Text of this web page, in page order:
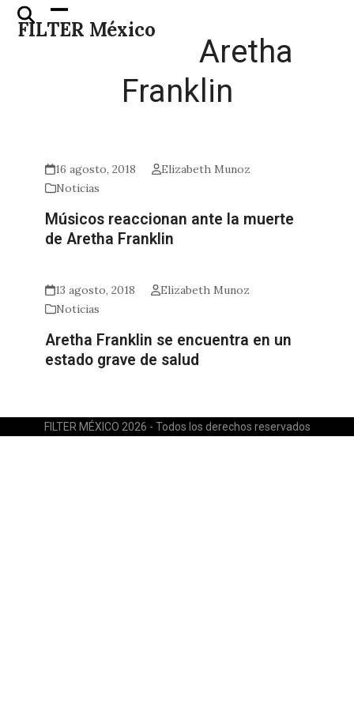
Skip
FILTER México
Open
mobile
Close
mobile
Aretha
Franklin
16 agosto, 2018
Elizabeth Munoz
Noticias
Músicos reaccionan ante la muerte
de Aretha Franklin
13 agosto, 2018
Elizabeth Munoz
Noticias
Aretha Franklin se encuentra en un
estado grave de salud
FILTER MÉXICO 2026 - Todos los derechos reservados